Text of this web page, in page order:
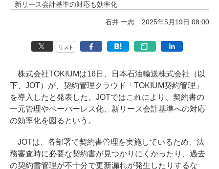
新リース会計基準の対応も効率化
石井 一志 2025年5月19日 08:00
リスト
株式会社TOKIUMは16日、日本石油輸送株式会社（以
下、JOT）が、契約管理クラウド「TOKIUM契約管理」
を導入したと発表した。JOTではこれにより、契約書の
一元管理やペーパーレス化、新リース会計基準への対応
の効率化を図るという。
JOTは、各部署で契約書管理を実施しているため、法
務審査時に必要な契約書が見つかりにくかったり、過去
の契約書管理が不十分で更新漏れが発生したりするな